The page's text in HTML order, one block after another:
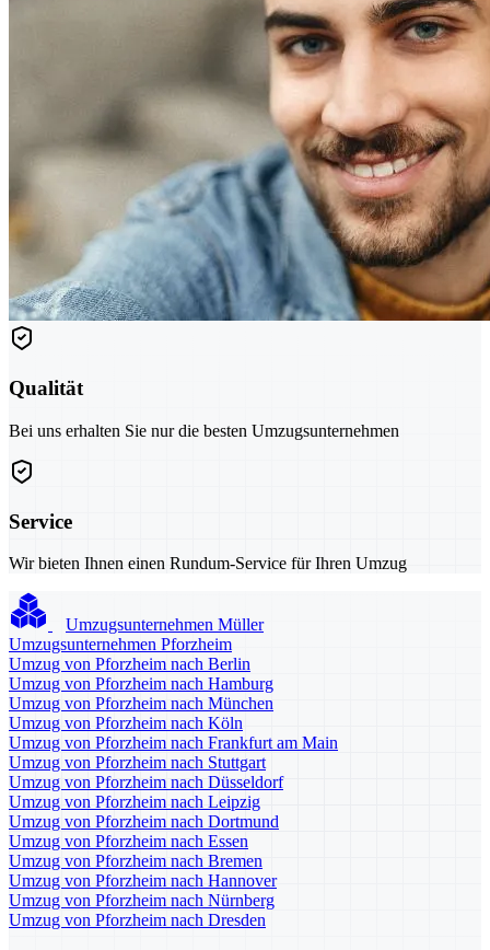
Qualität
Bei uns erhalten Sie nur die besten Umzugsunternehmen
Service
Wir bieten Ihnen einen Rundum-Service für Ihren Umzug
Umzugsunternehmen Müller
Umzugsunternehmen Pforzheim
Umzug von Pforzheim nach Berlin
Umzug von Pforzheim nach Hamburg
Umzug von Pforzheim nach München
Umzug von Pforzheim nach Köln
Umzug von Pforzheim nach Frankfurt am Main
Umzug von Pforzheim nach Stuttgart
Umzug von Pforzheim nach Düsseldorf
Umzug von Pforzheim nach Leipzig
Umzug von Pforzheim nach Dortmund
Umzug von Pforzheim nach Essen
Umzug von Pforzheim nach Bremen
Umzug von Pforzheim nach Hannover
Umzug von Pforzheim nach Nürnberg
Umzug von Pforzheim nach Dresden